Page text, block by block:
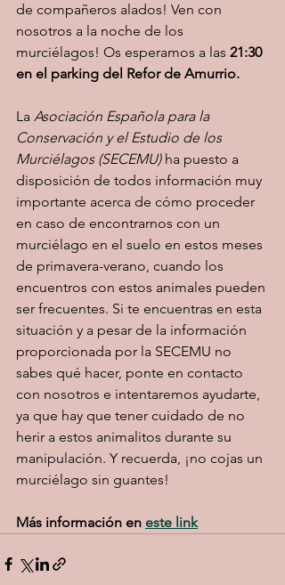
de compañeros alados! Ven con
nosotros a la noche de los
murciélagos! Os esperamos a las 21:30
en el parking del Refor de Amurrio.
La Asociación Española para la
Conservación y el Estudio de los
Murciélagos (SECEMU) ha puesto a
disposición de todos información muy
importante acerca de cómo proceder
en caso de encontrarnos con un
murciélago en el suelo en estos meses
de primavera-verano, cuando los
encuentros con estos animales pueden
ser frecuentes. Si te encuentras en esta
situación y a pesar de la información
proporcionada por la SECEMU no
sabes qué hacer, ponte en contacto
con nosotros e intentaremos ayudarte,
ya que hay que tener cuidado de no
herir a estos animalitos durante su
manipulación. Y recuerda, ¡no cojas un
murciélago sin guantes!
Más información en este link